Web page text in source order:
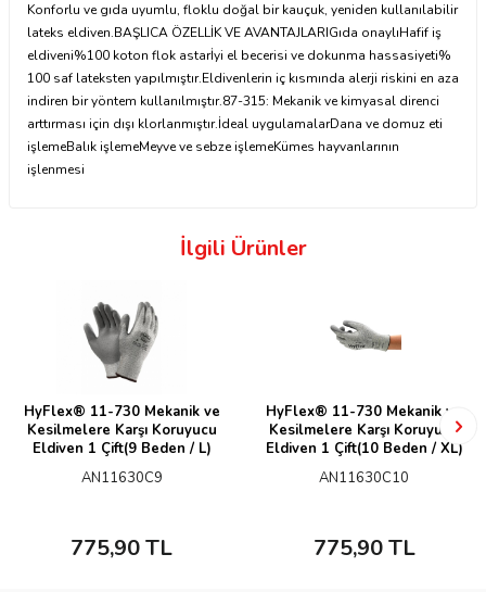
Konforlu ve gıda uyumlu, floklu doğal bir kauçuk, yeniden kullanılabilir
lateks eldiven.BAŞLICA ÖZELLİK VE AVANTAJLARIGıda onaylıHafif iş
eldiveni%100 koton flok astarİyi el becerisi ve dokunma hassasiyeti%
100 saf lateksten yapılmıştır.Eldivenlerin iç kısmında alerji riskini en aza
indiren bir yöntem kullanılmıştır.87-315: Mekanik ve kimyasal direnci
arttırması için dışı klorlanmıştır.İdeal uygulamalarDana ve domuz eti
işlemeBalık işlemeMeyve ve sebze işlemeKümes hayvanlarının
işlenmesi
İlgili Ürünler
HyFlex® 11-730 Mekanik ve
Kesilmelere Karşı Koruyucu
Eldiven 1 Çift(9 Beden / L)
AN11630C9
775,90TL
HyFlex® 11-730 Mekanik ve
Kesilmelere Karşı Koruyucu
Eldiven 1 Çift(10 Beden / XL)
AN11630C10
775,90TL